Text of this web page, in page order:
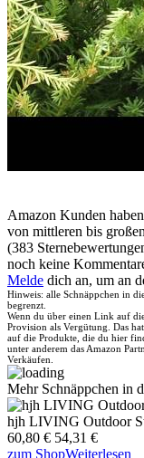
Amazon Kunden
von mittleren bis
(383
noch keine
Melde dich an, um an
Hinweis: alle Schnäppchen in
begrenzt.
Wenn du über einen Link auf
Provision als Vergütung. Das
auf die Produkte, die du hier
unter anderem das Amazon
Verkäufen.
Mehr Schnäppchen in
hjh LIVING Outdoor
60,80 € 54,31 €
zum ShopWeiterlesen